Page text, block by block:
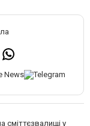
сміттєзвалищі у